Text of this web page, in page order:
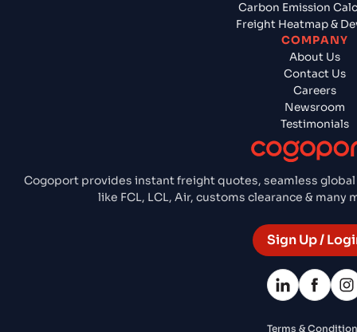
Cogoport provides instant freight quotes, seamless
like FCL, LCL, Air, customs clearance &
Sign Up /
Carbon Emission
Freight Heatmap &
COMPANY
About Us
Contact Us
Careers
Newsroom
Testimonials
Terms &